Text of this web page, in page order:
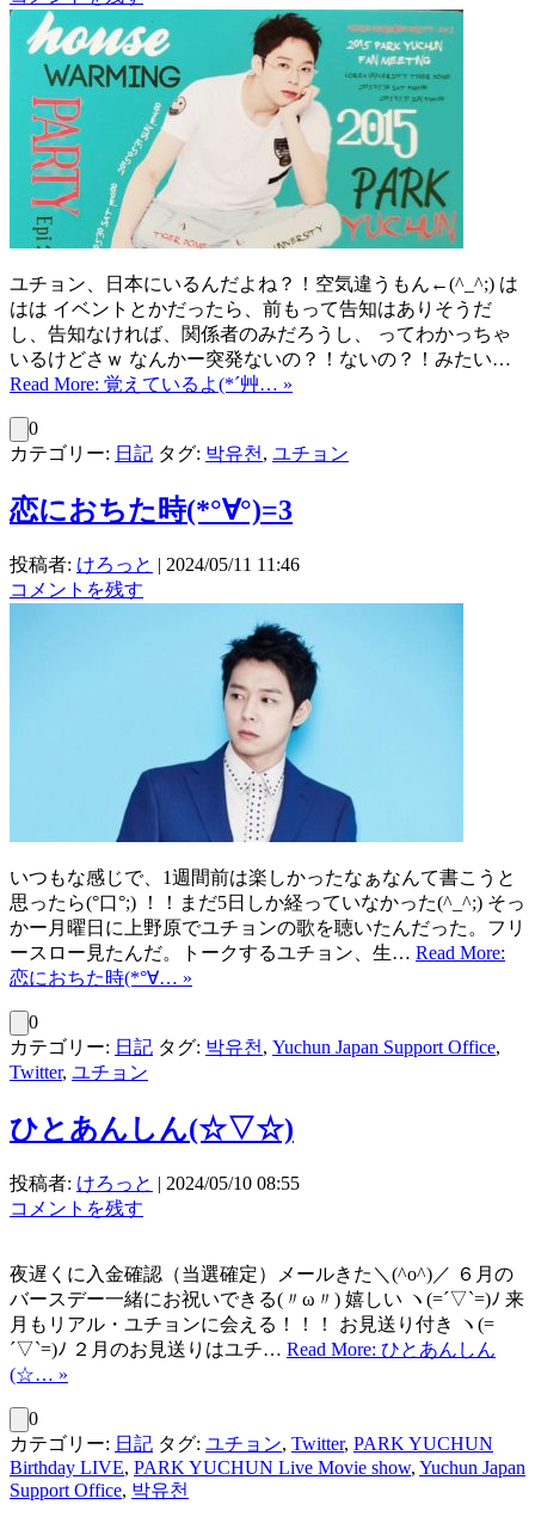
ユチョン、日本にいるんだよね？！空気違うもん←(^_^;) は
はは イベントとかだったら、前もって告知はありそうだ
し、告知なければ、関係者のみだろうし、 ってわかっちゃ
いるけどさｗ なんかー突発ないの？！ないの？！みたい…
Read More: 覚えているよ(*´艸… »
0
カテゴリー: 日記 タグ: 박유천 , ユチョン
恋におちた時(*°∀°)=3
投稿者: けろっと | 2024/05/11 11:46
コメントを残す
いつもな感じで、1週間前は楽しかったなぁなんて書こうと
思ったら(°口°;) ！！まだ5日しか経っていなかった(^_^;) そっ
かー月曜日に上野原でユチョンの歌を聴いたんだった。フリ
ースロー見たんだ。トークするユチョン、生… Read More:
恋におちた時(*°∀… »
0
カテゴリー: 日記 タグ: 박유천 , Yuchun Japan Support Office,
Twitter, ユチョン
ひとあんしん(⁠☆⁠▽⁠☆⁠)
投稿者: けろっと | 2024/05/10 08:55
コメントを残す
夜遅くに入金確認（当選確定）メールきた＼(^o^)／ ６月の
バースデー一緒にお祝いできる(〃ω〃) 嬉しい ヽ(=´▽`=)ﾉ 来
月もリアル・ユチョンに会える！！！ お見送り付き ヽ(=
´▽`=)ﾉ ２月のお見送りはユチ… Read More: ひとあんしん
(⁠☆⁠… »
0
カテゴリー: 日記 タグ: ユチョン, Twitter, PARK YUCHUN
Birthday LIVE, PARK YUCHUN Live Movie show, Yuchun Japan
Support Office, 박유천